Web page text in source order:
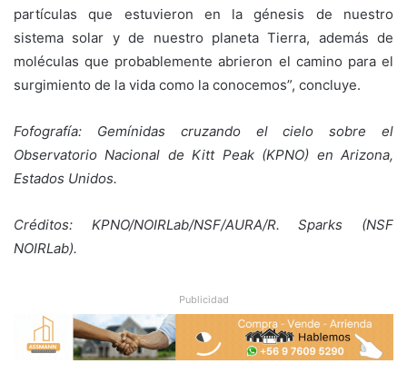
partículas que estuvieron en la génesis de nuestro
sistema solar y de nuestro planeta Tierra, además de
moléculas que probablemente abrieron el camino para el
surgimiento de la vida como la conocemos”, concluye.
Fofografía: Gemínidas cruzando el cielo sobre el
Observatorio Nacional de Kitt Peak (KPNO) en Arizona,
Estados Unidos.
Créditos: KPNO/NOIRLab/NSF/AURA/R. Sparks (NSF
NOIRLab).
Publicidad